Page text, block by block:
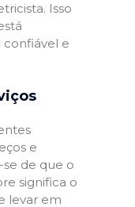
Isso
e
e
de que o
significa o
levar em